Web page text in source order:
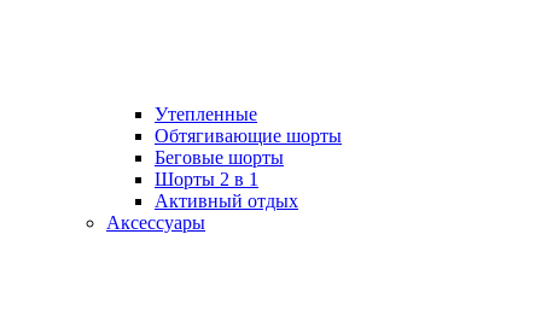
Утепленные
Обтягивающие шорты
Беговые шорты
Шорты 2 в 1
Активный отдых
Аксессуары